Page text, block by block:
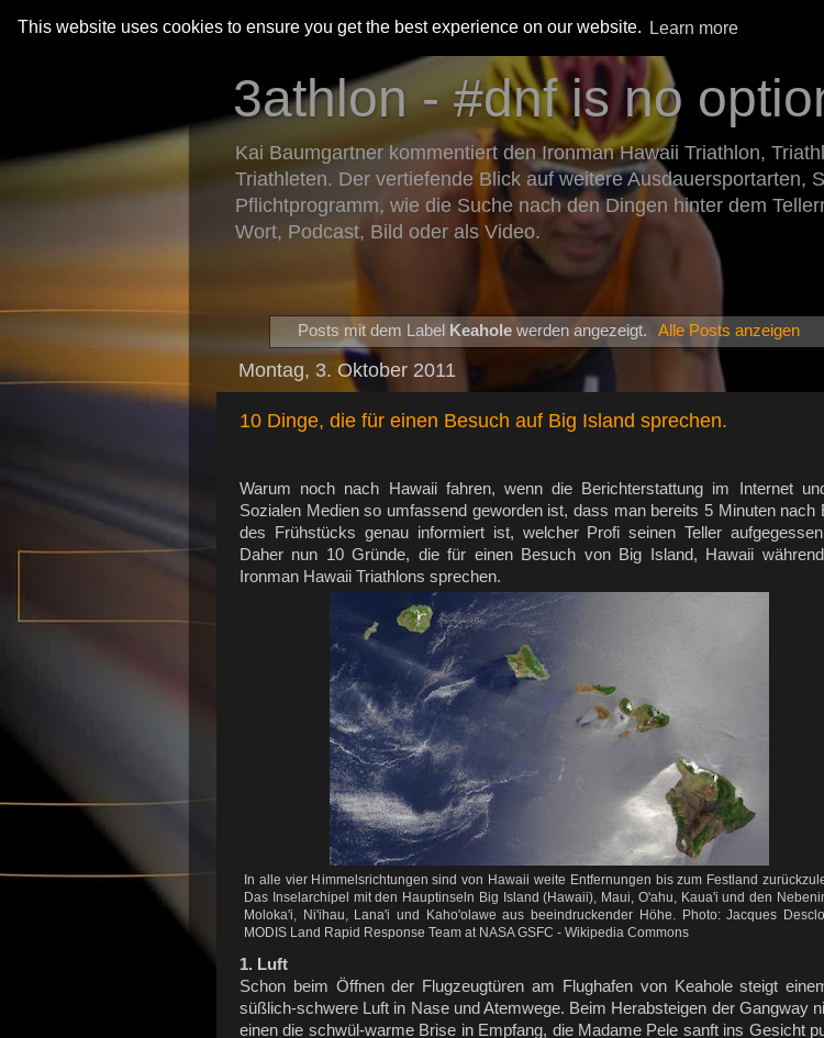
This website uses cookies to ensure you get the best experience on our website. Learn more
3athlon - #dnf is no
Kai Baumgartner kommentiert den Ironman Hawaii Triathlon,
Triathleten. Der vertiefende Blick auf weitere Ausdauersportarten,
Pflichtprogramm, wie die Suche nach den Dingen hinter dem
Wort, Podcast, Bild oder als Video.
Posts mit dem Label Keahole werden angezeigt. Alle Posts anzeigen
Montag, 3. Oktober 2011
10 Dinge, die für einen Besuch auf Big Island sprechen.
Warum noch nach Hawaii fahren, wenn die Berichterstattung im Internet
Sozialen Medien so umfassend geworden ist, dass man bereits 5 Minuten nach
des Frühstücks genau informiert ist, welcher Profi seinen Teller
Daher nun 10 Gründe, die für einen Besuch von Big Island, Hawaii
Ironman Hawaii Triathlons sprechen.
In alle vier Himmelsrichtungen sind von Hawaii weite Entfernungen bis zum Festland
Das Inselarchipel mit den Hauptinseln Big Island (Hawaii), Maui, O'ahu, Kaua'i und den
Moloka'i, Ni'ihau, Lana'i und Kaho'olawe aus beeindruckender Höhe. Photo: Jacques
MODIS Land Rapid Response Team at NASA GSFC - Wikipedia Commons
1. Luft
Schon beim Öffnen der Flugzeugtüren am Flughafen von Keahole steigt
süßlich-schwere Luft in Nase und Atemwege. Beim Herabsteigen der Gangway
einen die schwül-warme Brise in Empfang, die Madame Pele sanft ins Gesicht